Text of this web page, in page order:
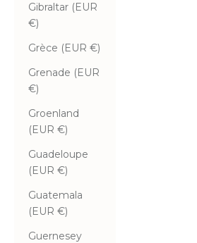
Gibraltar (EUR
€)
Grèce (EUR €)
Grenade (EUR
€)
Groenland
(EUR €)
Guadeloupe
(EUR €)
Guatemala
(EUR €)
Guernesey